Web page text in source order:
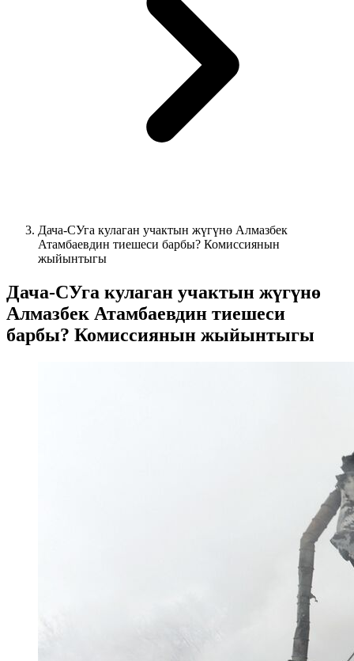
Дача-СУга кулаган учактын жүгүнө Алмазбек
Атамбаевдин тиешеси барбы? Комиссиянын
жыйынтыгы
Дача-СУга кулаган учактын жүгүнө
Алмазбек Атамбаевдин тиешеси
барбы? Комиссиянын жыйынтыгы